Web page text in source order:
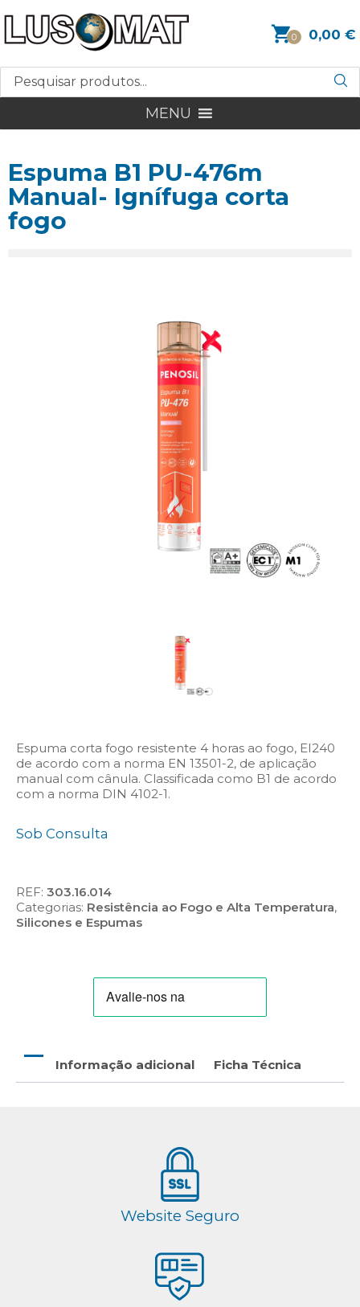
0 0,00 €
MENU
Espuma B1 PU-476m
Manual- Ignífuga corta
fogo
Espuma corta fogo resistente 4 horas ao fogo, EI240
de acordo com a norma EN 13501-2, de aplicação
manual com cânula. Classificada como B1 de acordo
com a norma DIN 4102-1.
Sob Consulta
REF: 303.16.014
Categorias: Resistência ao Fogo e Alta Temperatura,
Silicones e Espumas
Informação adicional Ficha Técnica
Website Seguro